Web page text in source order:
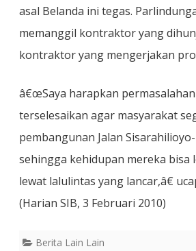
asal Belanda ini tegas.
memanggil kontraktor yang
kontraktor yang mengerjakan
â€œSaya harapkan
terselesaikan agar masyarakat
pembangunan Jalan
sehingga kehidupan mereka bisa
lewat lalulintas yang lancar,â€
(Harian SIB, 3 Februari 2010)
Berita Lain Lain